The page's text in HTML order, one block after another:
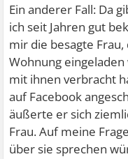
Ein anderer Fall: Da
ich seit Jahren gut
mir die besagte Frau,
Wohnung
mit ihnen verbracht
auf Facebook
äußerte er sich
Frau. Auf meine
über sie sprechen